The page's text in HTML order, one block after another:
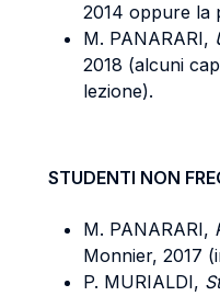
2014 oppure la
M. PANARARI,
2018 (alcuni
lezione).
STUDENTI NON
M. PANARARI,
Monnier, 2017
P. MURIALDI,